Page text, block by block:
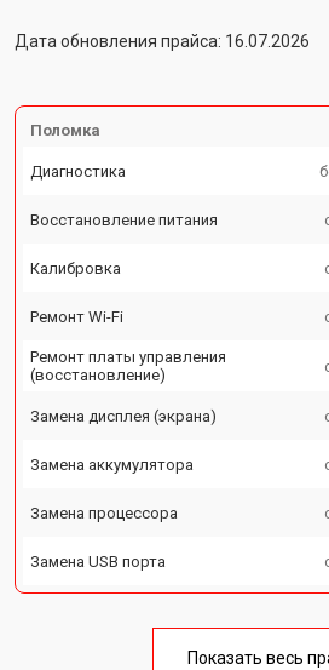
Дата обновления прайса: 16.07.2026
Поломка
Диагностика
Восстановление питания
Калибровка
Ремонт Wi-Fi
Ремонт платы управления
(восстановление)
Замена дисплея (экрана)
Замена аккумулятора
Замена процессора
Замена USB порта
Показать весь